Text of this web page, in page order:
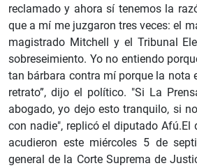
reclamado y ahora sí tenemos la
que a mí me juzgaron tres veces: el
magistrado Mitchell y el Tribunal
sobreseimiento. Yo no entiendo
tan bárbara contra mí porque la nota
retrato”, dijo el político. "Si La
abogado, yo dejo esto tranquilo, si
con nadie", replicó el diputado
acudieron este miércoles 5 de
general de la Corte Suprema de